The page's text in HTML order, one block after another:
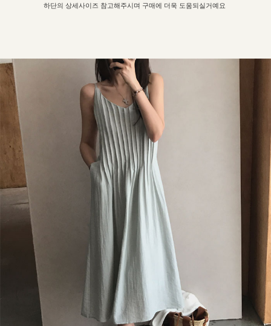
하단의 상세사이즈 참고해주시며 구매에 더욱 도움되실거예요